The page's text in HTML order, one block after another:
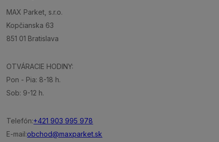
MAX Parket, s.r.o.
Kopčianska 63
851 01 Bratislava
OTVÁRACIE HODINY:
Pon - Pia: 8-18 h.
Sob: 9-12 h.
Telefón:+421 903 995 978
E-mail:obchod@maxparket.sk